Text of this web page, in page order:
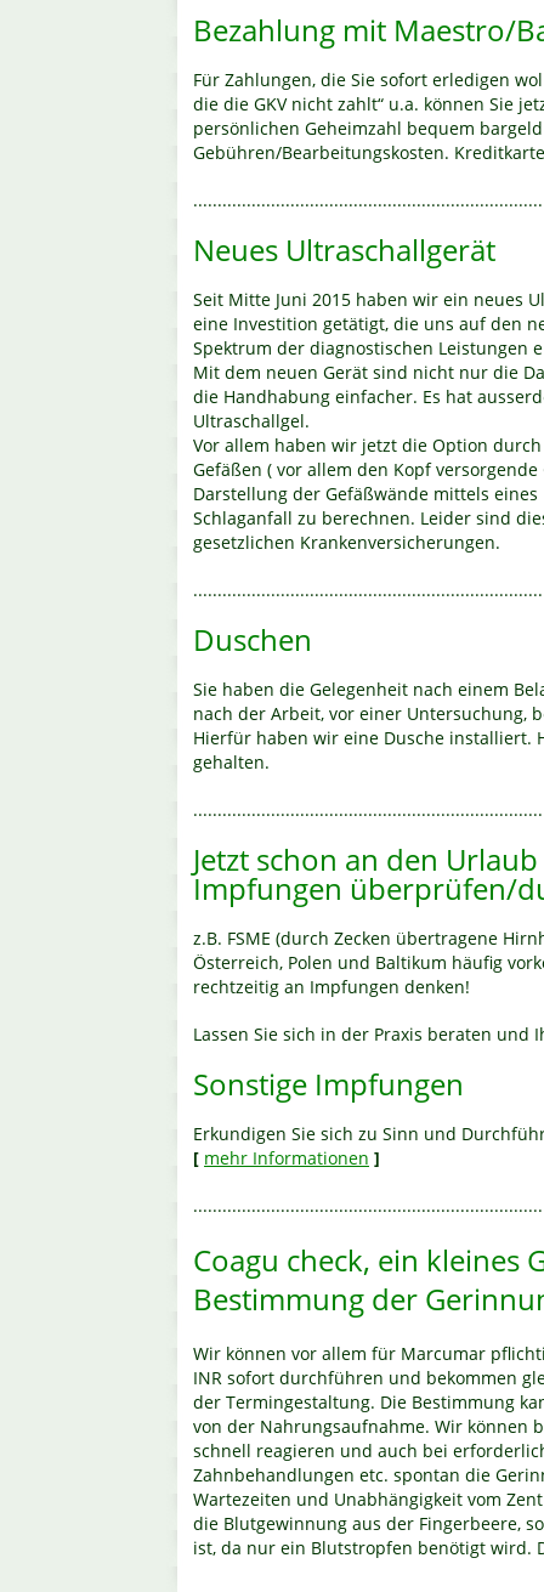
Bezahlung mit Maestro/
Für Zahlungen, die Sie sofort erledigen
die die GKV nicht zahlt“ u.a. können Sie
persönlichen Geheimzahl bequem
Gebühren/Bearbeitungskosten.
Neues Ultraschallgerät
Seit Mitte Juni 2015 haben wir ein neues
eine Investition getätigt, die uns auf den
Spektrum der diagnostischen Leistungen
Mit dem neuen Gerät sind nicht nur die
die Handhabung einfacher. Es hat
Ultraschallgel.
Vor allem haben wir jetzt die Option
Gefäßen ( vor allem den Kopf
Darstellung der Gefäßwände mittels
Schlaganfall zu berechnen. Leider sind
gesetzlichen Krankenversicherungen.
Duschen
Sie haben die Gelegenheit nach einem
nach der Arbeit, vor einer Untersuchung,
Hierfür haben wir eine Dusche installiert.
gehalten.
Jetzt schon an den
Impfungen überprüfen/
z.B. FSME (durch Zecken übertragene
Österreich, Polen und Baltikum häufig
rechtzeitig an Impfungen denken!
Lassen Sie sich in der Praxis beraten
Sonstige Impfungen
Erkundigen Sie sich zu Sinn und
[ mehr Informationen ]
Coagu check, ein kleines
Bestimmung der
Wir können vor allem für Marcumar
INR sofort durchführen und bekommen
der Termingestaltung. Die Bestimmung
von der Nahrungsaufnahme. Wir können
schnell reagieren und auch bei
Zahnbehandlungen etc. spontan die
Wartezeiten und Unabhängigkeit vom
die Blutgewinnung aus der Fingerbeere,
ist, da nur ein Blutstropfen benötigt wird.